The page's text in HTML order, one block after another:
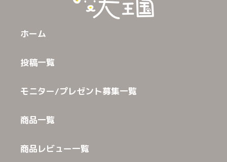
ホーム
投稿一覧
モニター/プレゼント募集一覧
商品一覧
商品レビュー一覧